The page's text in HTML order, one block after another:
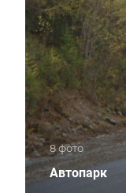
8 фото
Автопарк